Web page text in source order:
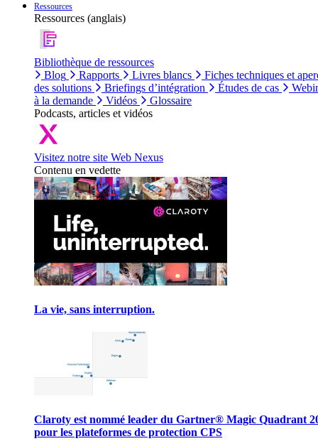
Ressources
Ressources (anglais)
Bibliothèque de ressources
Blog
Rapports Livres blancs
Fiches techniques et
des solutions
Briefings d’intégration Études de cas
à la demande
Vidéos
Glossaire
Podcasts, articles et vidéos
Visitez notre site Web Nexus
Contenu en vedette
La vie, sans interruption.
Claroty est nommé leader du Gartner® Magic Quadrant
pour les plateformes de protection CPS